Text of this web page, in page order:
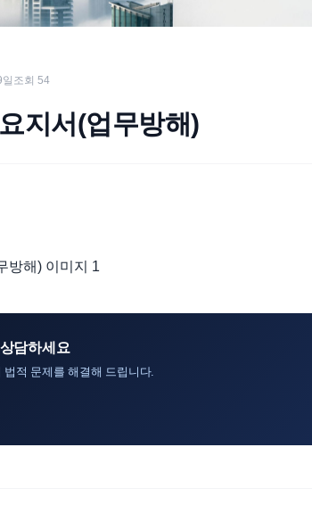
고객후기
조회 54
지서(업무방해)
담하세요
적 문제를 해결해 드립니다.